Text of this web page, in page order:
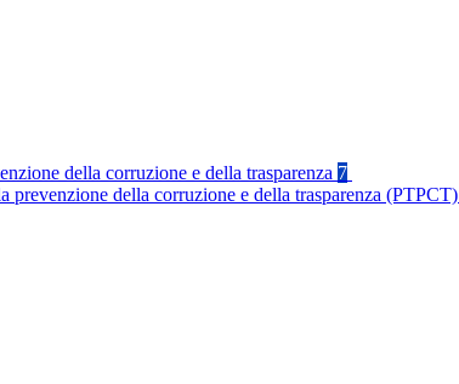
della corruzione e della trasparenza 7
prevenzione della corruzione e della trasparenza (PTPCT)